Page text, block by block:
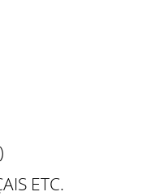
ETC.